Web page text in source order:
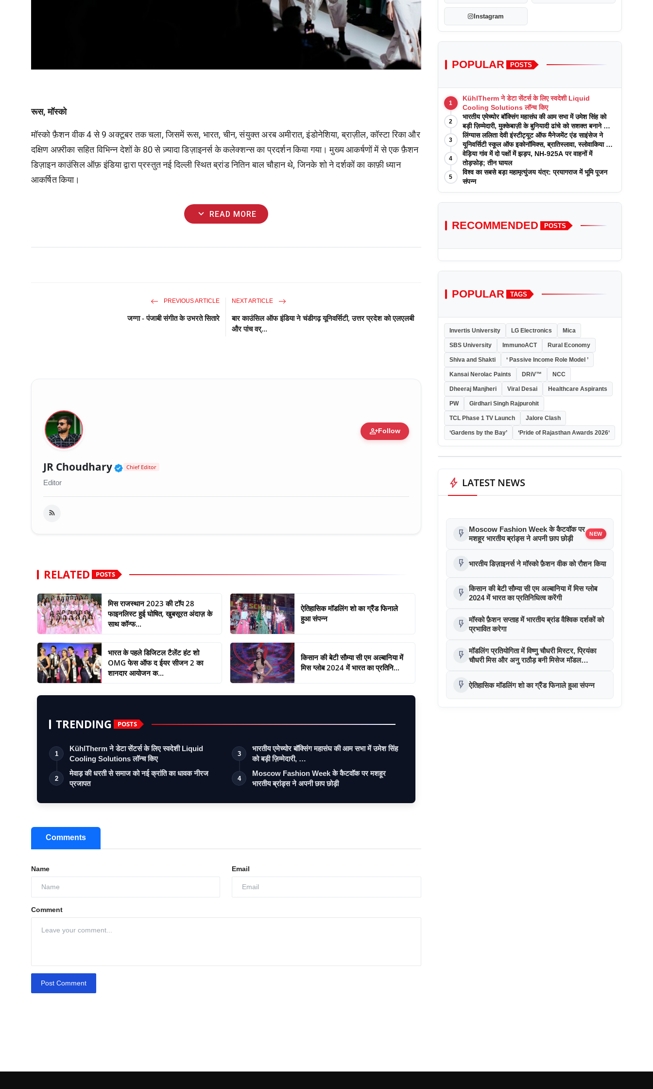
रूस, मॉस्को
मॉस्को फ़ैशन वीक 4 से 9 अक्टूबर तक चला, जिसमें रूस, भारत, चीन, संयुक्त अरब अमीरात, इंडोनेशिया, ब्राज़ील, कॉस्टा रिका और
दक्षिण अफ़्रीका सहित विभिन्न देशों के 80 से ज़्यादा डिज़ाइनर्स के कलेक्शन्स का प्रदर्शन किया गया। मुख्य आकर्षणों में से एक फ़ैशन
डिज़ाइन काउंसिल ऑफ़ इंडिया द्वारा प्रस्तुत नई दिल्ली स्थित ब्रांड नितिन बाल चौहान थे, जिनके शो ने दर्शकों का काफ़ी ध्यान
आकर्षित किया।
expand_more READ MORE
PREVIOUS ARTICLE
जग्गा - पंजाबी संगीत के उभरते सितारे
NEXT ARTICLE
बार काउंसिल ऑफ इंडिया ने चंडीगढ़ यूनिवर्सिटी, उत्तर प्रदेश को एलएलबी
और पांच वर्...
person_addFollow
JR Choudhary Verified Public Figure • 30 Mar, 2026
Chief Editor
Editor
RELATED POSTS
मिस राजस्थान 2023 की टॉप 28
फाइनलिस्ट हुई घोषित, खुबसूरत अंदाज़ के
साथ कॉन्फ...
ऐतिहासिक मॉडलिंग शो का ग्रैंड फिनाले
हुआ संपन्न
भारत के पहले डिजिटल टैलेंट हंट शो
OMG फेस ऑफ द ईयर सीजन 2 का
शानदार आयोजन क...
किसान की बेटी सौम्या सी एम अल्बानिया में
मिस ग्लोब 2024 में भारत का प्रतिनि...
TRENDING POSTS
1
KühlTherm ने डेटा सेंटर्स के लिए स्वदेशी Liquid
Cooling Solutions लॉन्च किए
2
मेवाड़ की धरती से समाज को नई क्रांति का धावक नीरज
प्रजापत
3
भारतीय एमेच्योर बॉक्सिंग महासंघ की आम सभा में उमेश सिंह
को बड़ी ज़िम्मेदारी, …
4
Moscow Fashion Week के कैटवॉक पर मशहूर
भारतीय ब्रांड्स ने अपनी छाप छोड़ी
Comments
Name Email
Comment
Post Comment
Instagram
POPULAR POSTS
1
KühlTherm ने डेटा सेंटर्स के लिए स्वदेशी Liquid
Cooling Solutions लॉन्च किए
2
भारतीय एमेच्योर बॉक्सिंग महासंघ की आम सभा में उमेश सिंह को
बड़ी ज़िम्मेदारी, मुक्केबाज़ी के बुनियादी ढांचे को सशक्त बनाने का
वादा
3
लिंग्यास ललिता देवी इंस्टीट्यूट ऑफ मैनेजमेंट एंड साइंसेज ने
यूनिवर्सिटी स्कूल ऑफ इकोनॉमिक्स, ब्रातिस्लावा, स्लोवाकिया के
साथ अकादमिक पत्रिकाओं में प्रकाशन रणनीतियों पर एक
दिवसीय कार्यशाला का आयोजन किया
4
वेड़िया गांव में दो पक्षों में झड़प, NH-925A पर वाहनों में
तोड़फोड़; तीन घायल
5
विश्व का सबसे बड़ा महामृत्युंजय यंत्र: प्रयागराज में भूमि पूजन
संपन्न
RECOMMENDED POSTS
POPULAR TAGS
Invertis University LG Electronics Mica
SBS University ImmunoACT Rural Economy
Shiva and Shakti ‘ Passive Income Role Model ’
Kansai Nerolac Paints DRiV™ NCC
Dheeraj Manjheri Viral Desai Healthcare Aspirants
PW Girdhari Singh Rajpurohit
TCL Phase 1 TV Launch Jalore Clash
‘Gardens by the Bay’ ‘Pride of Rajasthan Awards 2026‘
bolt LATEST NEWS
flash_on
Moscow Fashion Week के कैटवॉक पर
मशहूर भारतीय ब्रांड्स ने अपनी छाप छोड़ी
NEW
flash_on भारतीय डिज़ाइनर्स ने मॉस्को फ़ैशन वीक को रौशन किया
flash_on किसान की बेटी सौम्या सी एम अल्बानिया में मिस ग्लोब
2024 में भारत का प्रतिनिधित्व करेंगी
flash_on मॉस्को फ़ैशन सप्ताह में भारतीय ब्रांड वैश्विक दर्शकों को
प्रभावित करेगा
flash_on मॉडलिंग प्रतियोगिता में विष्णु चौधरी मिस्टर, प्रियंका
चौधरी मिस और अनु राठौड़ बनी मिसेज मॉडल
flash_on ऐतिहासिक मॉडलिंग शो का ग्रैंड फिनाले हुआ संपन्न